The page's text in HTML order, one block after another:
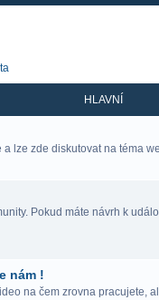
HLAVNÍ
lze zde diskutovat na téma
Pokud máte návrh k
nám !
na čem zrovna pracujete,